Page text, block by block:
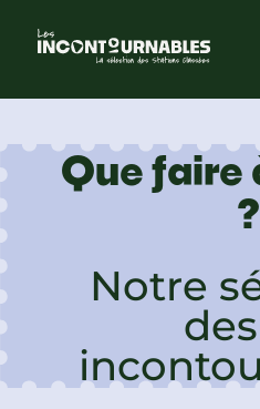
Que faire
?
Notre